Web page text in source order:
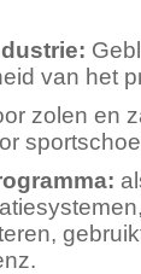
van het
zolen en